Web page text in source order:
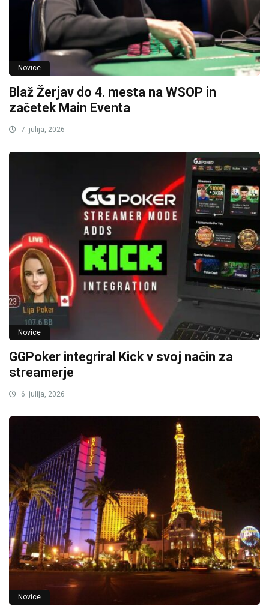
Novice
Blaž Žerjav do 4. mesta na WSOP in
začetek Main Eventa
7. julija, 2026
Novice
GGPoker integriral Kick v svoj način za
streamerje
6. julija, 2026
Novice